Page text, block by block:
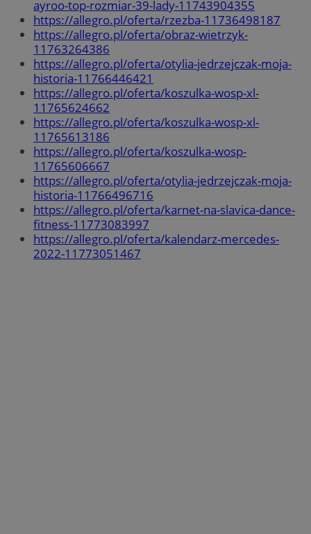
ayroo-top-rozmiar-39-lady-11743904355
https://allegro.pl/oferta/rzezba-11736498187
https://allegro.pl/oferta/obraz-wietrzyk-
11763264386
https://allegro.pl/oferta/otylia-jedrzejczak-moja-
historia-11766446421
https://allegro.pl/oferta/koszulka-wosp-xl-
11765624662
https://allegro.pl/oferta/koszulka-wosp-xl-
11765613186
https://allegro.pl/oferta/koszulka-wosp-
11765606667
https://allegro.pl/oferta/otylia-jedrzejczak-moja-
historia-11766496716
https://allegro.pl/oferta/karnet-na-slavica-dance-
fitness-11773083997
https://allegro.pl/oferta/kalendarz-mercedes-
2022-11773051467